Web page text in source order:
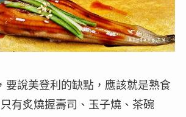
要說美登利的缺點，應該就是熟食
有炙燒握壽司、玉子燒、茶碗